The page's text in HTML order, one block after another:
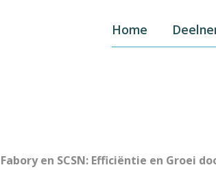
Home
Fabory en SCSN: Efficiëntie en Groei